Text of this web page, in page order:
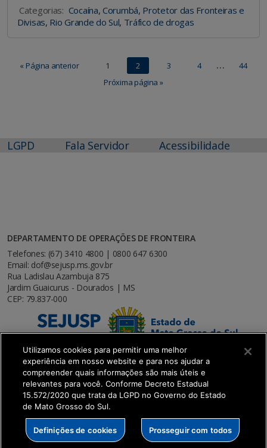
Categorias: Cocaína, Corumbá, Protetor das Fronteiras e
Divisas, Rio Grande do Sul, Tráfico de drogas
« Página anterior 1 2 3 4 …
44
Próxima página »
LGPD Fala Servidor Acessibilidade
DEPARTAMENTO DE OPERAÇÕES DE FRONTEIRA
Telefones: (67) 3410 4800 | 0800 647 6300
Email: dof@sejusp.ms.gov.br
Rua Ladislau Azambuja 875
Jardim Guaicurus - Dourados | MS
CEP: 79.837-000
SETDIG | Secretaria-Executiva de Transformação
Digital
Utilizamos cookies para permitir uma melhor
experiência em nosso website e para nos ajudar a
compreender quais informações são mais úteis e
relevantes para você. Conforme Decreto Estadual
15.572/2020 que trata da LGPD no Governo do Estado
de Mato Grosso do Sul.
Definições de cookies Prosseguir com todos